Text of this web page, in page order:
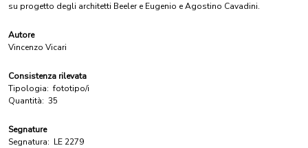
su progetto degli architetti Beeler e Eugenio e Agostino Cavadini.
Autore
Vincenzo Vicari
Consistenza rilevata
Tipologia: fototipo/i
Quantità: 35
Segnature
Segnatura: LE 2279